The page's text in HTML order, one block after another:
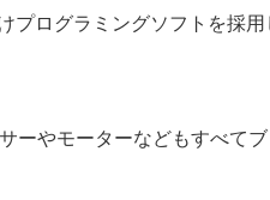
ログラミングソフトを採用
ーやモーターなどもすべて